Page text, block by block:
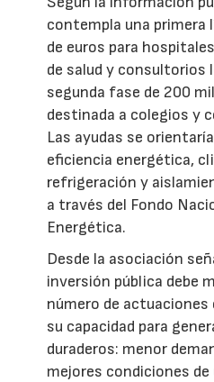
contempla una primera
de euros para
de salud y consultorios
segunda fase de 200
destinada a colegios y
Las ayudas se
eficiencia energética,
refrigeración y
a través del Fondo
Energética.
Desde la asociación
inversión pública debe
número de
su capacidad para
duraderos: menor
mejores condiciones de